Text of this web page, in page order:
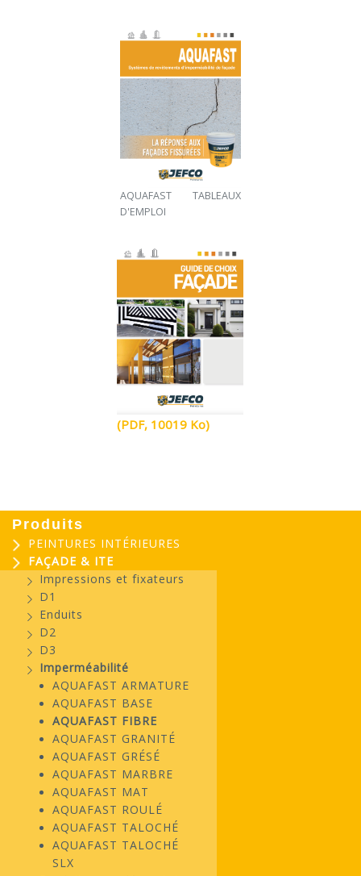
AQUAFAST TABLEAUX
D'EMPLOI
(PDF, 10019 Ko)
Produits
PEINTURES INTÉRIEURES
FAÇADE & ITE
Impressions et fixateurs
D1
Enduits
D2
D3
Imperméabilité
AQUAFAST ARMATURE
AQUAFAST BASE
AQUAFAST FIBRE
AQUAFAST GRANITÉ
AQUAFAST GRÉSÉ
AQUAFAST MARBRE
AQUAFAST MAT
AQUAFAST ROULÉ
AQUAFAST TALOCHÉ
AQUAFAST TALOCHÉ
SLX